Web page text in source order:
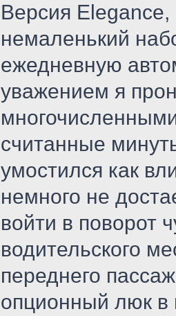
Версия
немаленький
ежедневную
уважением я
считанные
умостился как
немного не
войти в поворот
водительского
переднего
опционный люк в